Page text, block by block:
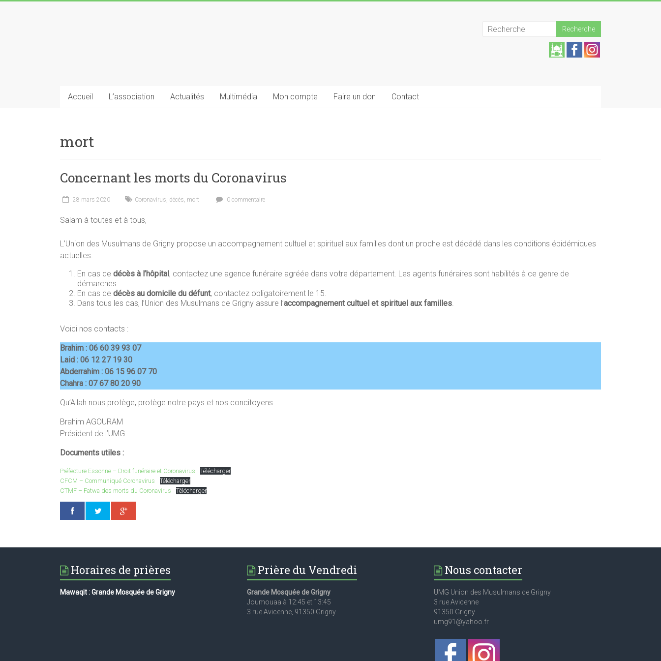
Grigny
de
Accueil L’association Actualités Multimédia Mon compte Faire un don Contact
mort
Concernant les morts du Coronavirus
28 mars 2020 Coronavirus, décès, mort 0 commentaire
Salam à toutes et à tous,
L’Union des Musulmans de Grigny propose un accompagnement cultuel et spirituel aux familles dont un proche est décédé dans les conditions épidémiques
actuelles.
En cas de décès à l’hôpital, contactez une agence funéraire agréée dans votre département. Les agents funéraires sont habilités à ce genre de
démarches.
En cas de décès au domicile du défunt, contactez obligatoirement le 15.
Dans tous les cas, l’Union des Musulmans de Grigny assure l’accompagnement cultuel et spirituel aux familles.
Voici nos contacts :
Brahim : 06 60 39 93 07
Laid : 06 12 27 19 30
Abderrahim : 06 15 96 07 70
Chahra : 07 67 80 20 90
Qu’Allah nous protège, protège notre pays et nos concitoyens.
Brahim AGOURAM
Président de l’UMG
Documents utiles :
Préfecture Essonne – Droit funéraire et Coronavirus
Télécharger
CFCM – Communiqué Coronavirus
Télécharger
CTMF – Fatwa des morts du Coronavirus
Télécharger
Horaires de prières
Mawaqit : Grande Mosquée de Grigny
Prière du Vendredi
Grande Mosquée de Grigny
Joumouaa à 12:45 et 13:45
3 rue Avicenne, 91350 Grigny
Nous contacter
UMG Union des Musulmans de Grigny
3 rue Avicenne
91350 Grigny
umg91@yahoo.fr